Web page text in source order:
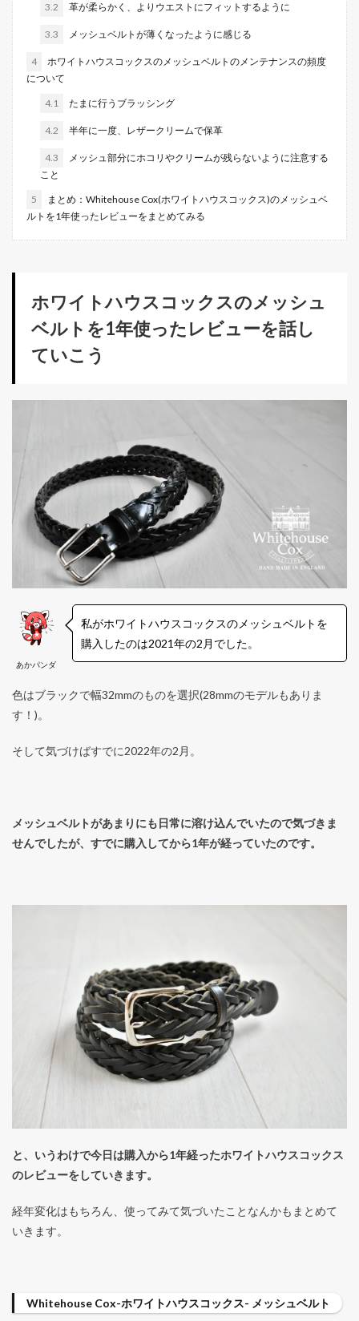
3.2 革が柔らかく、よりウエストにフィットするように
3.3 メッシュベルトが薄くなったように感じる
4
ホワイトハウスコックスのメッシュベルトのメンテナンスの頻度
について
4.1 たまに行うブラッシング
4.2 半年に一度、レザークリームで保革
4.3
メッシュ部分にホコリやクリームが残らないように注意する
こと
5
まとめ：Whitehouse Cox(ホワイトハウスコックス)のメッシュベ
ルトを1年使ったレビューをまとめてみる
ホワイトハウスコックスのメッシュ
ベルトを1年使ったレビューを話し
ていこう
あかパンダ
私がホワイトハウスコックスのメッシュベルトを
購入したのは2021年の2月でした。
色はブラックで幅32mmのものを選択(28mmのモデルもありま
す！)。
そして気づけばすでに2022年の2月。
メッシュベルトがあまりにも日常に溶け込んでいたので気づきま
せんでしたが、すでに購入してから1年が経っていたのです。
と、いうわけで今日は購入から1年経ったホワイトハウスコックス
のレビューをしていきます。
経年変化はもちろん、使ってみて気づいたことなんかもまとめて
いきます。
Whitehouse Cox-ホワイトハウスコックス- メッシュベルト